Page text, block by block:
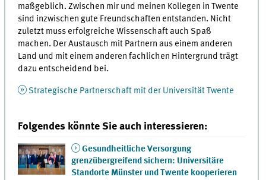
maßgeblich. Zwischen mir und meinen Kollegen in Twente
sind inzwischen gute Freundschaften entstanden. Nicht
zuletzt muss erfolgreiche Wissenschaft auch Spaß
machen. Der Austausch mit Partnern aus einem anderen
Land und mit einem anderen fachlichen Hintergrund trägt
dazu entscheidend bei.
Strategische Partnerschaft mit der Universität Twente
Folgendes könnte Sie auch interessieren:
Gesundheitliche Versorgung
grenzübergreifend sichern: Universitäre
Standorte Münster und Twente kooperieren